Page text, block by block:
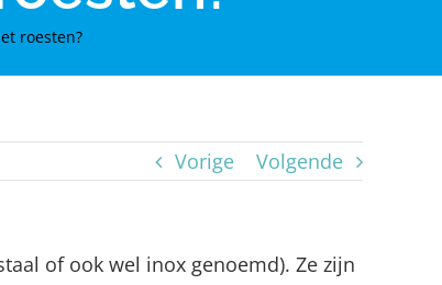
roesten?
Vorige Volgende
of ook wel inox genoemd). Ze zijn